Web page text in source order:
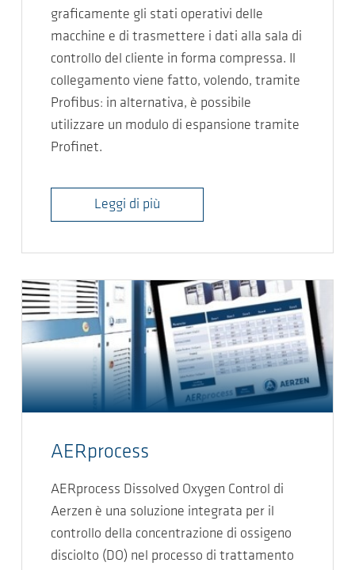
graficamente gli stati operativi delle
macchine e di trasmettere i dati alla sala di
controllo del cliente in forma compressa. Il
collegamento viene fatto, volendo, tramite
Profibus: in alternativa, è possibile
utilizzare un modulo di espansione tramite
Profinet.
Leggi di più
AERprocess
AERprocess Dissolved Oxygen Control di
Aerzen è una soluzione integrata per il
controllo della concentrazione di ossigeno
disciolto (DO) nel processo di trattamento